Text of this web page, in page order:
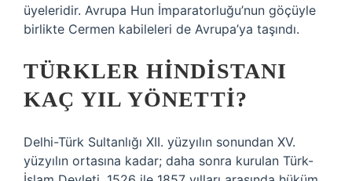
üyeleridir. Avrupa Hun İmparatorluğu’nun göçüyle
birlikte Cermen kabileleri de Avrupa’ya taşındı.
TÜRKLER HINDISTANI
KAÇ YIL YÖNETTI?
Delhi-Türk Sultanlığı XII. yüzyılın sonundan XV.
yüzyılın ortasına kadar; daha sonra kurulan Türk-